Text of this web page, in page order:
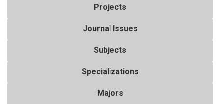
Projects
Journal Issues
Subjects
Specializations
Majors